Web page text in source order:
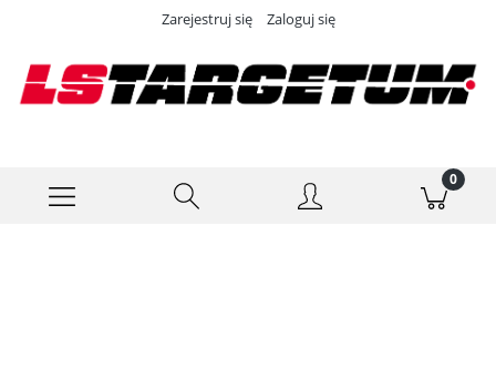
Zarejestruj się Zaloguj się